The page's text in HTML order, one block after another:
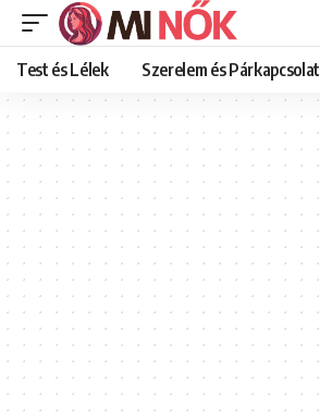
Test és Lélek Szerelem és Párkapcsolat